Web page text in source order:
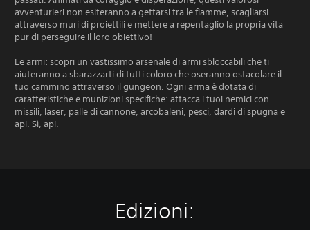
avventurieri non esiteranno a gettarsi tra le fiamme, scagliarsi
attraverso muri di proiettili e mettere a repentaglio la propria vita
pur di perseguire il loro obiettivo!
Le armi: scopri un vastissimo arsenale di armi sbloccabili che ti
aiuteranno a sbarazzarti di tutti coloro che oseranno ostacolare il
tuo cammino attraverso il gungeon. Ogni arma è dotata di
caratteristiche e munizioni specifiche: attacca i tuoi nemici con
missili, laser, palle di cannone, arcobaleni, pesci, dardi di spugna e
api. Sì, api.
Edizioni: